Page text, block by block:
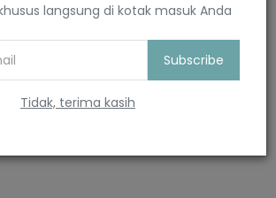
langsung di kotak masuk Anda
Subscribe
Tidak, terima kasih